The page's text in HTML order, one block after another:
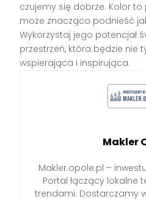
czujemy się dobrze. Kolor
może znacząco podnieść
Wykorzystaj jego potencjał
przestrzeń, która będzie nie
wspierająca i inspirująca.
Makler
Makler.opole.pl –
Portal łączący lokalne
trendami. Dostarczamy